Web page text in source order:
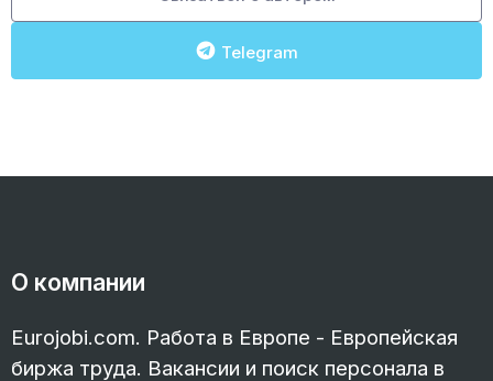
Telegram
О компании
Eurojobi.com. Работа в Европе - Европейская
биржа труда. Вакансии и поиск персонала в